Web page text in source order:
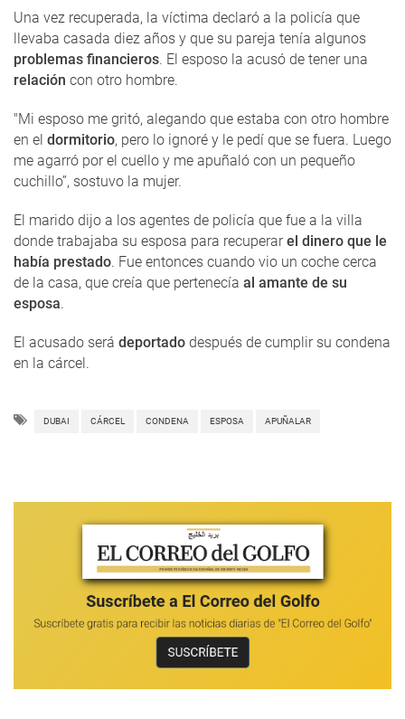
Una vez recuperada, la víctima declaró a la policía que
llevaba casada diez años y que su pareja tenía algunos
problemas financieros. El esposo la acusó de tener una
relación con otro hombre.
"Mi esposo me gritó, alegando que estaba con otro hombre
en el dormitorio, pero lo ignoré y le pedí que se fuera. Luego
me agarró por el cuello y me apuñaló con un pequeño
cuchillo”, sostuvo la mujer.
El marido dijo a los agentes de policía que fue a la villa
donde trabajaba su esposa para recuperarel dinero que le
había prestado. Fue entonces cuando vio un coche cerca
de la casa, que creía que pertenecía al amante de su
esposa.
El acusado será deportado después de cumplir su condena
en la cárcel.
DUBAI CÁRCEL CONDENA ESPOSA APUÑALAR